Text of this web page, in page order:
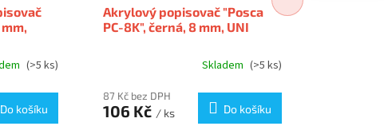
(>5 ks)
Do košíku
Akrylový popisovač "Posca
PC-8K", černá, 8 mm, UNI
Skladem (>5 ks)
87 Kč bez DPH
106 Kč / ks Do košíku